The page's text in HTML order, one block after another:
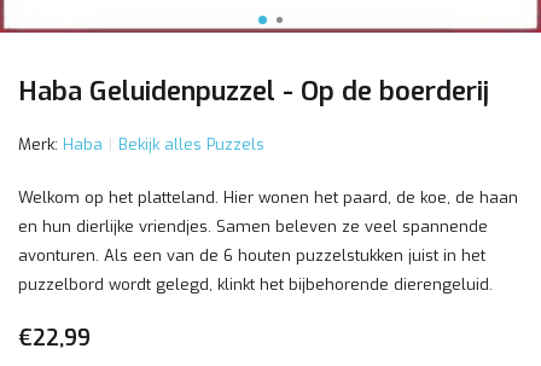
Haba Geluidenpuzzel - Op de boerderij
Merk: Haba Bekijk alles Puzzels
Welkom op het platteland. Hier wonen het paard, de koe, de haan
en hun dierlijke vriendjes. Samen beleven ze veel spannende
avonturen. Als een van de 6 houten puzzelstukken juist in het
puzzelbord wordt gelegd, klinkt het bijbehorende dierengeluid.
€22,99